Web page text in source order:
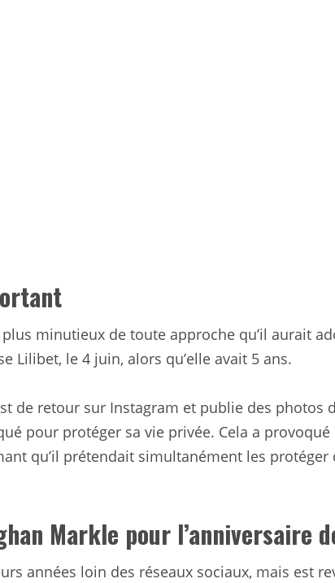
minutieux de toute approche qu’il aurait
Lilibet, le 4 juin, alors qu’elle avait 5 ans.
de retour sur Instagram et publie des photos
pour protéger sa vie privée. Cela a
qu’il prétendait simultanément les
Markle pour l’anniversaire
années loin des réseaux sociaux, mais est